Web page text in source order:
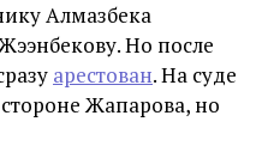
Алмазбека
Но после
арестован. На суде
Жапарова, но